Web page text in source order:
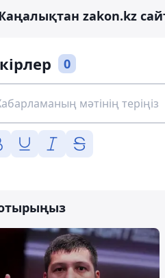
zakon.kz
0